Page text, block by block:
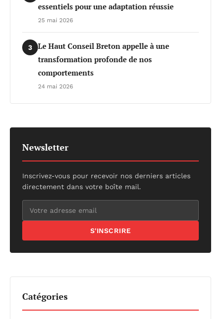
essentiels pour une adaptation réussie
25 mai 2026
3
Le Haut Conseil Breton appelle à une
transformation profonde de nos
comportements
24 mai 2026
Newsletter
Inscrivez-vous pour recevoir nos derniers articles
directement dans votre boîte mail.
S'INSCRIRE
Catégories